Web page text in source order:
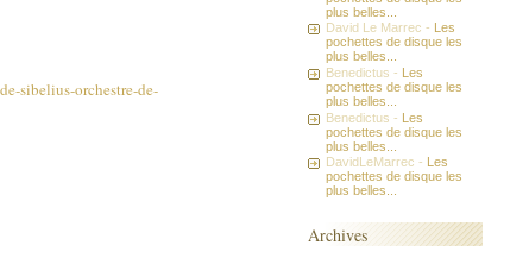
sibelius-orchestre-de-
plus belles...
David Le Marrec -
Les
pochettes de disque les
plus belles...
Benedictus - Les
pochettes de disque les
plus belles...
Benedictus - Les
pochettes de disque les
plus belles...
DavidLeMarrec -
Les
pochettes de disque les
plus belles...
Archives